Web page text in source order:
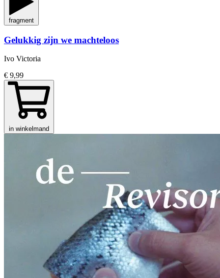
fragment
Gelukkig zijn we machteloos
Ivo Victoria
€ 9,99
in winkelmand